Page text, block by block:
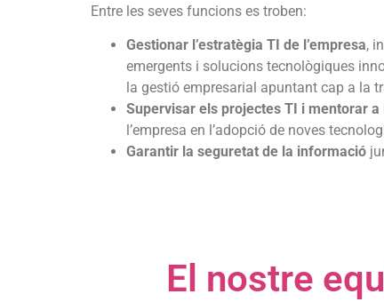
Entre les seves funcions es troben:
Gestionar l’estratègia TI de l’empresa,
emergents i solucions tecnològiques
la gestió empresarial apuntant cap a la
Supervisar els projectes TI i mentorar
l’empresa en l’adopció de noves
Garantir la seguretat de la informació
El nostre